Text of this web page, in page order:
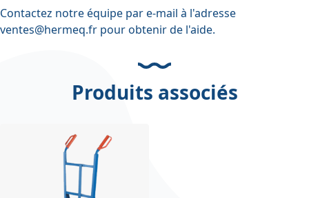
Contactez notre équipe par e-mail à l'adresse
ventes@hermeq.fr pour obtenir de l'aide.
Produits associés